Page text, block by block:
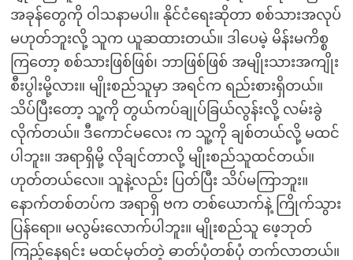
အခုန်တွေကို ဝါသနာမပါ။ နိုင်ငံရေးဆိုတာ စစ်သားအလုပ်
မဟုတ်ဘူးလို့ သူက ယူဆထားတယ်။ ဒါပေမဲ့ မိန်းမကိစ္စ
ကြတော့ စစ်သားဖြစ်ဖြစ်၊ ဘာဖြစ်ဖြစ် အမျိုးသားအကျိုး
စီးပွါးမို့လား။ မျိုးစည်သူမှာ အရင်က ရည်းစားရှိတယ်။
သိပ်ပြီးတော့ သူ့ကို တွယ်ကပ်ချုပ်ခြယ်လွန်းလို့ လမ်းခွဲ
လိုက်တယ်။ ဒီကောင်မလေး က သူ့ကို ချစ်တယ်လို့ မထင်
ပါဘူး။ အရာရှိမို့ လိုချင်တာလို့ မျိုးစည်သူထင်တယ်။
ဟုတ်တယ်လေ။ သူနဲ့လည်း ပြတ်ပြီး သိပ်မကြာဘူး။
နောက်တစ်တပ်က အရာရှိ ဗက တစ်ယောက်နဲ့ ကြိုက်သွား
ပြန်ရော။ မလွမ်းလောက်ပါဘူး။ မျိုးစည်သူ ဖေ့ဘုတ်
ကြည့်နေရင်း မထင်မှတ်တဲ့ ဓာတ်ပုံတစ်ပုံ တက်လာတယ်။